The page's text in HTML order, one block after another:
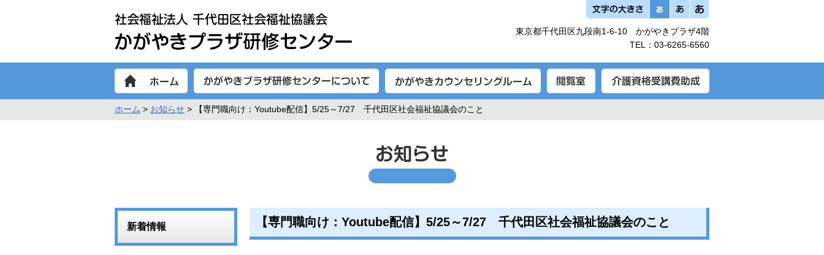
東京都千代田区九段南1-6-10 かがやきプラザ4階
TEL： 03-6265-6560
ホーム > お知らせ > 【専門職向け：Youtube配信】5/25～7/27 千代田区社会福祉協議会のこと
【専門職向け：Youtube配信】5/25～7/27 千代田区社会福祉協議会のこと
新着情報